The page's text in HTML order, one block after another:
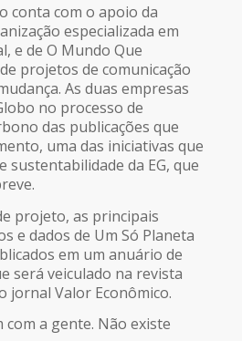
conta com o apoio da
especializada em
e de O Mundo Que
projetos de comunicação
As duas empresas
no processo de
das publicações que
uma das iniciativas que
sustentabilidade da EG, que
projeto, as principais
e dados de Um Só Planeta
em um anuário de
será veiculado na revista
jornal Valor Econômico.
com a gente. Não existe